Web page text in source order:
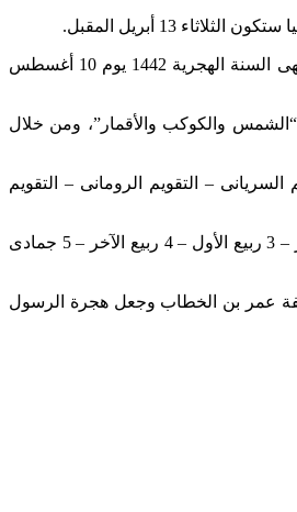
ووفقا للحسابات الفلكية فعدد أيام العام الهجرى الجديد 1442 هجريا، 354 يوما، وهى بذلك تكون سنة بسيطة وليست كبيسة، والتى يكون عدد أيامها 355 يوما، حيث تنتهى السنة الهجرية 1442 يوم 10 أغسطس
والكوكب والأقمار”، ومن خلال
– التقويم الرومانى – التقويم
ونظام التقويم الهجرى يعتمد على الشهر القمرى الذى يتمثل بالمدة الزمنية التى يستغرقها القمر فى دورة كاملة حول الأرض والأشهر الهجرية هى ” 1 المحرم – 2 صفر – 3 ربيع الأول – 4 ربيع الآخر – 5 جمادى
عمر بن الخطاب وجعل هجرة الرسول